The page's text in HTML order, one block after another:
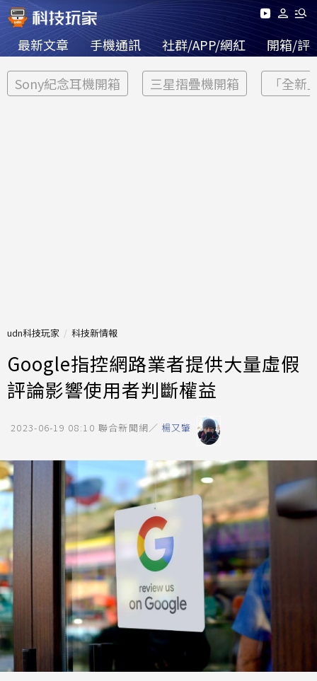
最新文章 手機通訊 社群/APP/網紅 開箱/評
Sony紀念耳機開箱 三星摺疊機開箱 「全新
udn科技玩家 科技新情報
Google指控網路業者提供大量虛假
評論影響使用者判斷權益
2023-06-19 08:10 聯合新聞網／ 楊又肇